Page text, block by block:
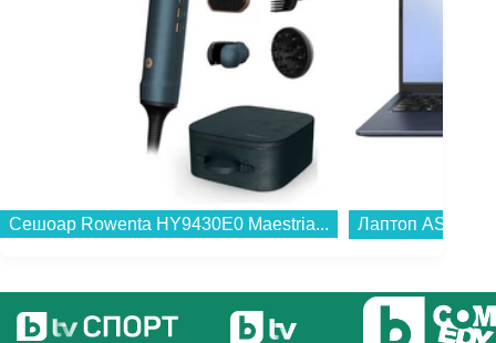
Сешоар Rowenta HY9430E0 Maestria...